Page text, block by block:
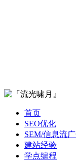
首页
SEO优化
SEM/信息流
建站经验
学点编程